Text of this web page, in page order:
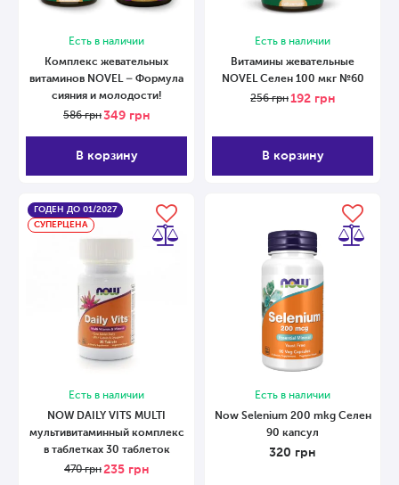
Есть в наличии
Комплекс жевательных
витаминов NOVEL – Формула
сияния и молодости!
586грн 349 грн
В корзину
Есть в наличии
Витамины жевательные
NOVEL Cелен 100 мкг №60
256грн 192 грн
В корзину
ГОДЕН ДО 01/2027
СУПЕРЦЕНА
Есть в наличии
NOW DAILY VITS MULTI
мультивитаминный комплекс
в таблетках 30 таблеток
470грн 235 грн
Есть в наличии
Now Selenium 200 mkg Селен
90 капсул
320 грн